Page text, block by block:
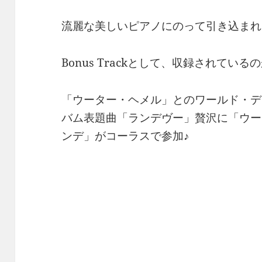
流麗な美しいピアノにのって引き込ま
Bonus Trackとして、収録されている
「ウーター・ヘメル」とのワールド・
バム表題曲「ランデヴー」贅沢に「ウ
ンデ」がコーラスで参加♪